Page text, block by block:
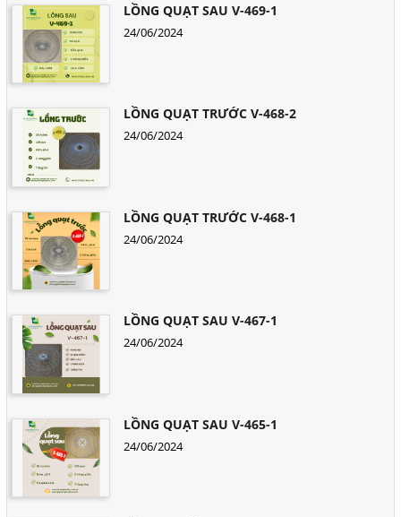
LỒNG QUẠT SAU V-469-1
24/06/2024
LỒNG QUẠT TRƯỚC V-468-2
24/06/2024
LỒNG QUẠT TRƯỚC V-468-1
24/06/2024
LỒNG QUẠT SAU V-467-1
24/06/2024
LỒNG QUẠT SAU V-465-1
24/06/2024